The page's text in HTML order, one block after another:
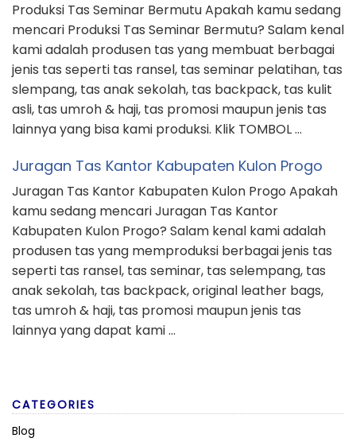
Produksi Tas Seminar Bermutu Apakah kamu sedang
mencari Produksi Tas Seminar Bermutu? Salam kenal
kami adalah produsen tas yang membuat berbagai
jenis tas seperti tas ransel, tas seminar pelatihan, tas
slempang, tas anak sekolah, tas backpack, tas kulit
asli, tas umroh & haji, tas promosi maupun jenis tas
lainnya yang bisa kami produksi. Klik TOMBOL …
Juragan Tas Kantor Kabupaten Kulon Progo
Juragan Tas Kantor Kabupaten Kulon Progo Apakah
kamu sedang mencari Juragan Tas Kantor
Kabupaten Kulon Progo? Salam kenal kami adalah
produsen tas yang memproduksi berbagai jenis tas
seperti tas ransel, tas seminar, tas selempang, tas
anak sekolah, tas backpack, original leather bags,
tas umroh & haji, tas promosi maupun jenis tas
lainnya yang dapat kami …
CATEGORIES
Blog